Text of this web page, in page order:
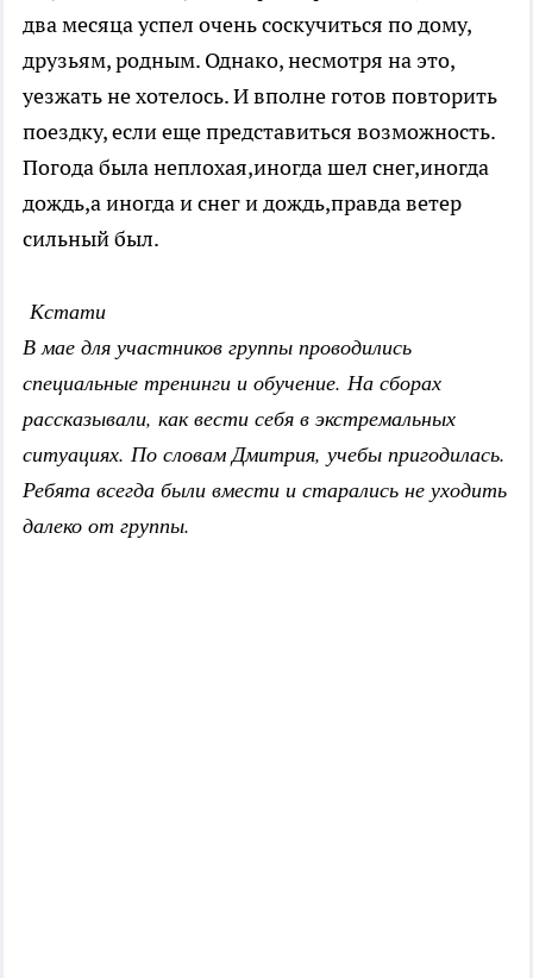
два месяца успел очень соскучиться по дому,
друзьям, родным. Однако, несмотря на это,
уезжать не хотелось. И вполне готов повторить
поездку, если еще представиться возможность.
Погода была неплохая,иногда шел снег,иногда
дождь,а иногда и снег и дождь,правда ветер
сильный был.
Кстати
В мае для участников группы проводились
специальные тренинги и обучение. На сборах
рассказывали, как вести себя в экстремальных
ситуациях. По словам Дмитрия, учебы пригодилась.
Ребята всегда были вмести и старались не уходить
далеко от группы.